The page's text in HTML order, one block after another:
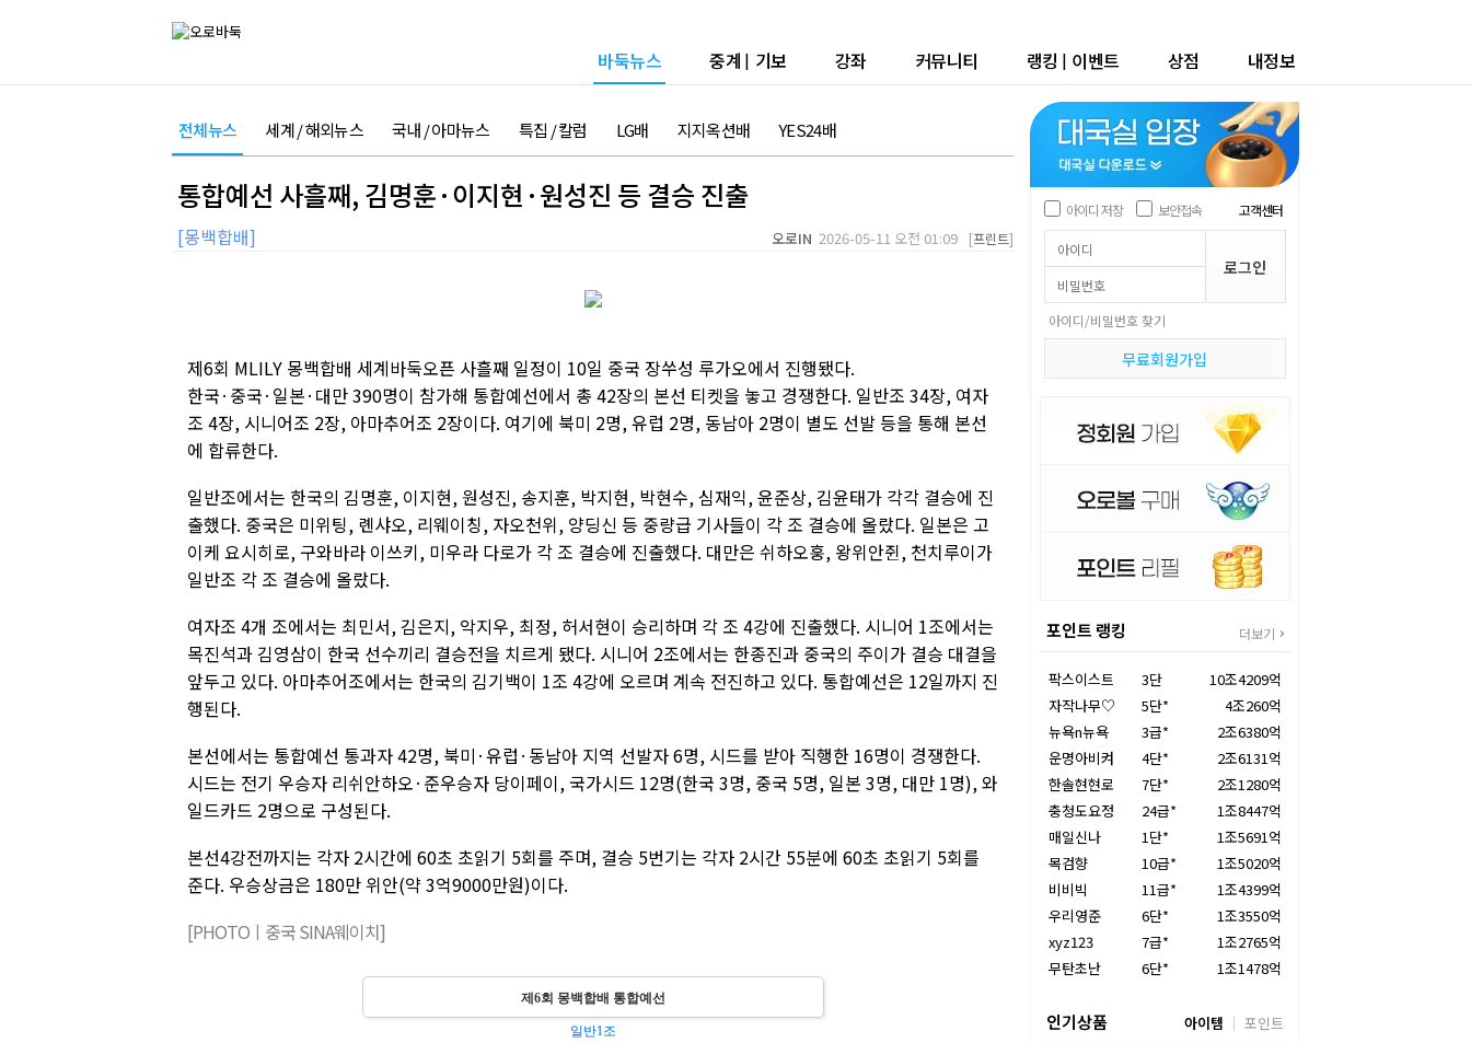
바둑뉴스 중계 | 기보 강좌 커뮤니티 랭킹 | 이벤트 상점 내정보
전체뉴스 세계 / 해외뉴스 국내 / 아마뉴스 특집 / 칼럼 LG배 지지옥션배 YES24배
통합예선 사흘째, 김명훈·이지현·원성진 등 결승 진출
[몽백합배] 오로IN 2026-05-11 오전 01:09 [프린트]
제6회 MLILY 몽백합배 세계바둑오픈 사흘째 일정이 10일 중국 장쑤성 루가오에서 진행됐다.
한국·중국·일본·대만 390명이 참가해 통합예선에서 총 42장의 본선 티켓을 놓고 경쟁한다. 일반조 34장, 여자
조 4장, 시니어조 2장, 아마추어조 2장이다. 여기에 북미 2명, 유럽 2명, 동남아 2명이 별도 선발 등을 통해 본선
에 합류한다.
일반조에서는 한국의 김명훈, 이지현, 원성진, 송지훈, 박지현, 박현수, 심재익, 윤준상, 김윤태가 각각 결승에 진
출했다. 중국은 미위팅, 롄샤오, 리웨이칭, 자오천위, 양딩신 등 중량급 기사들이 각 조 결승에 올랐다. 일본은 고
이케 요시히로, 구와바라 이쓰키, 미우라 다로가 각 조 결승에 진출했다. 대만은 쉬하오훙, 왕위안쥔, 천치루이가
일반조 각 조 결승에 올랐다.
여자조 4개 조에서는 최민서, 김은지, 악지우, 최정, 허서현이 승리하며 각 조 4강에 진출했다. 시니어 1조에서는
목진석과 김영삼이 한국 선수끼리 결승전을 치르게 됐다. 시니어 2조에서는 한종진과 중국의 주이가 결승 대결을
앞두고 있다. 아마추어조에서는 한국의 김기백이 1조 4강에 오르며 계속 전진하고 있다. 통합예선은 12일까지 진
행된다.
본선에서는 통합예선 통과자 42명, 북미·유럽·동남아 지역 선발자 6명, 시드를 받아 직행한 16명이 경쟁한다.
시드는 전기 우승자 리쉬안하오·준우승자 당이페이, 국가시드 12명(한국 3명, 중국 5명, 일본 3명, 대만 1명), 와
일드카드 2명으로 구성된다.
본선4강전까지는 각자 2시간에 60초 초읽기 5회를 주며, 결승 5번기는 각자 2시간 55분에 60초 초읽기 5회를
준다. 우승상금은 180만 위안(약 3억9000만원)이다.
[PHOTOㅣ중국 SINA웨이치]
아이디 저장 보안접속 고객센터
아이디/비밀번호 찾기
무료회원가입
포인트 랭킹 더보기
팍스이스트 3단
10조4209억
자작나무♡
5단*
4조260억
뉴욕n뉴욕
3급*
2조6380억
운명아비켜
4단*
2조6131억
한솔현현로
7단*
2조1280억
충청도요정
24급*
1조8447억
매일신나
1단*
1조5691억
목검향
10급*
1조5020억
비비빅
11급*
1조4399억
우리영준
6단*
1조3550억
xyz123
7급*
1조2765억
무탄초난
6단* 1조1478억
인기상품 아이템 포인트